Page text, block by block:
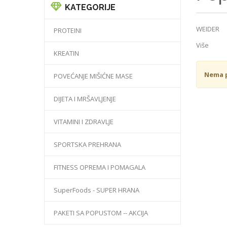
KATEGORIJE
PROTEINI
KREATIN
POVEĆANJE MIŠIĆNE MASE
DIJETA I MRŠAVLJENJE
VITAMINI I ZDRAVLJE
SPORTSKA PREHRANA
FITNESS OPREMA I POMAGALA
SuperFoods - SUPER HRANA
PAKETI SA POPUSTOM -- AKCIJA
WEIDER
Više
Nema